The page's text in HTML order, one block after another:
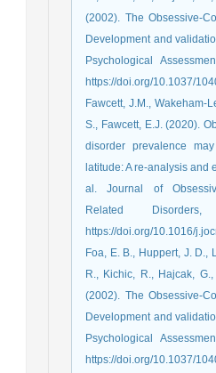
(2002). The Obsessive-
Development and
Psychological
https://doi.org/10.1037/
Fawcett, J.M., Wakeham-
S., Fawcett, E.J. (2020).
disorder prevalence
latitude: A re-analysis and
al. Journal of
Related
https://doi.org/10.1016/
Foa, E. B., Huppert, J. D.,
R., Kichic, R., Hajcak,
(2002). The Obsessive-
Development and
Psychological
https://doi.org/10.1037/